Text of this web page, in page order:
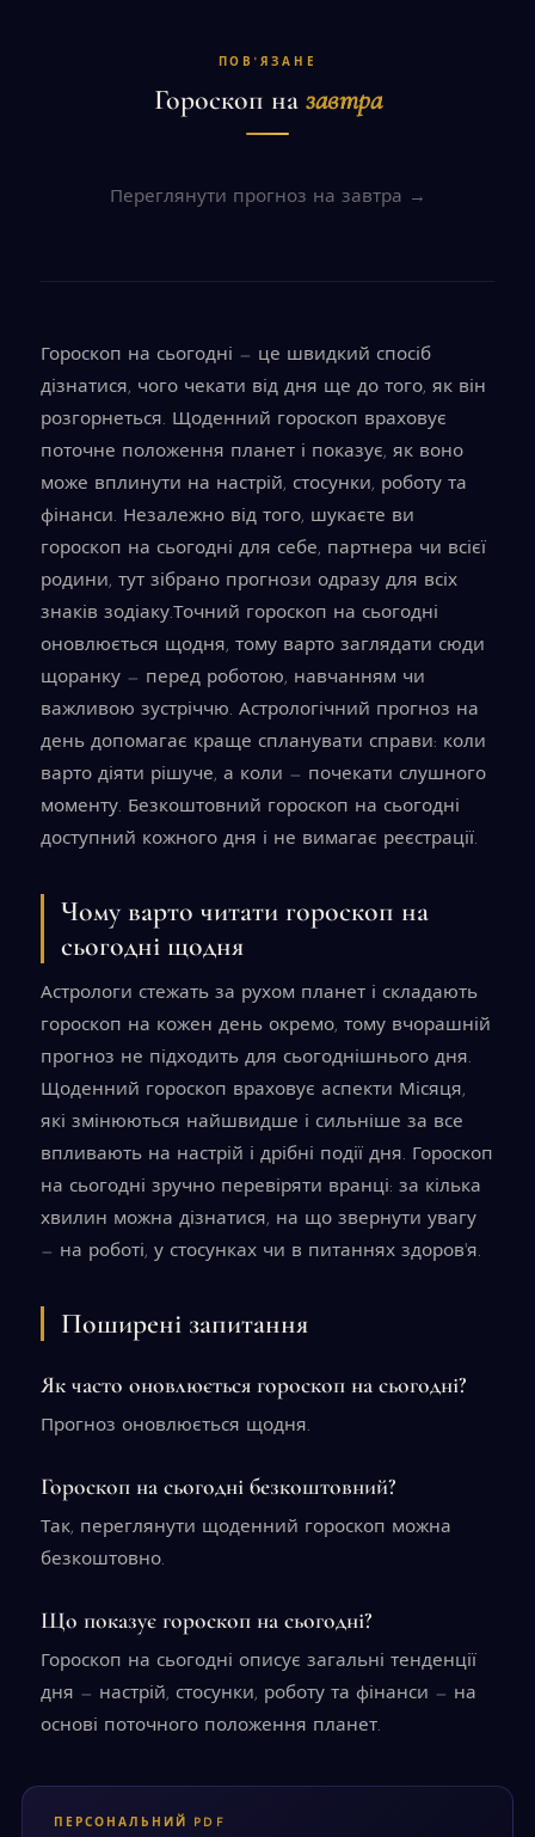
ПОВ'ЯЗАНЕ
Гороскоп на завтра
Переглянути прогноз на завтра →
Гороскоп на сьогодні — це швидкий спосіб
дізнатися, чого чекати від дня ще до того, як він
розгорнеться. Щоденний гороскоп враховує
поточне положення планет і показує, як воно
може вплинути на настрій, стосунки, роботу та
фінанси. Незалежно від того, шукаєте ви
гороскоп на сьогодні для себе, партнера чи всієї
родини, тут зібрано прогнози одразу для всіх
знаків зодіаку.Точний гороскоп на сьогодні
оновлюється щодня, тому варто заглядати сюди
щоранку — перед роботою, навчанням чи
важливою зустріччю. Астрологічний прогноз на
день допомагає краще спланувати справи: коли
варто діяти рішуче, а коли — почекати слушного
моменту. Безкоштовний гороскоп на сьогодні
доступний кожного дня і не вимагає реєстрації.
Чому варто читати гороскоп на
сьогодні щодня
Астрологи стежать за рухом планет і складають
гороскоп на кожен день окремо, тому вчорашній
прогноз не підходить для сьогоднішнього дня.
Щоденний гороскоп враховує аспекти Місяця,
які змінюються найшвидше і сильніше за все
впливають на настрій і дрібні події дня. Гороскоп
на сьогодні зручно перевіряти вранці: за кілька
хвилин можна дізнатися, на що звернути увагу
— на роботі, у стосунках чи в питаннях здоров'я.
Поширені запитання
Як часто оновлюється гороскоп на сьогодні?
Прогноз оновлюється щодня.
Гороскоп на сьогодні безкоштовний?
Так, переглянути щоденний гороскоп можна
безкоштовно.
Що показує гороскоп на сьогодні?
Гороскоп на сьогодні описує загальні тенденції
дня — настрій, стосунки, роботу та фінанси — на
основі поточного положення планет.
ПЕРСОНАЛЬНИЙ PDF